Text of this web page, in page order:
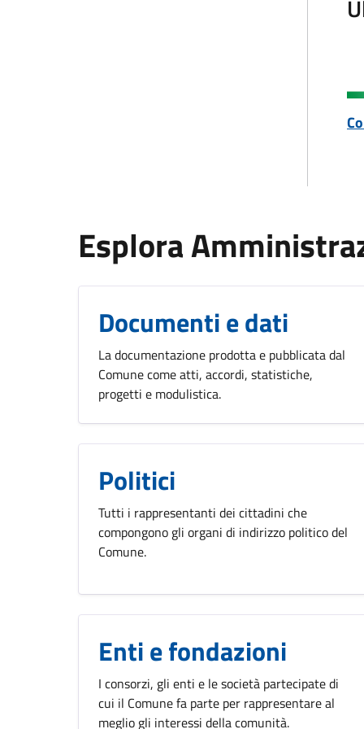
Esplora
Documenti e dati
La documentazione prodotta e pubblicata dal
Comune come atti, accordi, statistiche,
progetti e modulistica.
Politici
Tutti i rappresentanti dei cittadini che
compongono gli organi di indirizzo politico del
Comune.
Enti e fondazioni
I consorzi, gli enti e le società partecipate di
cui il Comune fa parte per rappresentare al
meglio gli interessi della comunità.